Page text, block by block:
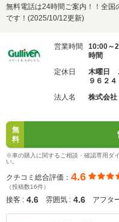
無料電話は24時間ご案内！！全国
です！(2025/10/12更新)
営業時間
10:00～
時間
定休日
木曜日
９６２４
法人名
株式会社
無
料
※車の購入に関するご相談・確認専用ダ
い。
クチコミ総合評価： 4.6
（投稿数16件）
接客 : 4.6 雰囲気 : 4.6 アフタ